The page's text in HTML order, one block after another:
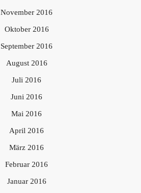
November 2016
Oktober 2016
September 2016
August 2016
Juli 2016
Juni 2016
Mai 2016
April 2016
März 2016
Februar 2016
Januar 2016